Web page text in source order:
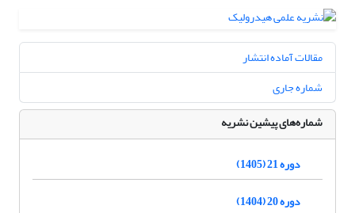
مقالات آماده انتشار
شماره جاری
شماره‌های پیشین نشریه
دوره 21 (1405)
دوره 20 (1404)